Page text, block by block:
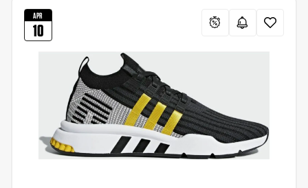
APR
10